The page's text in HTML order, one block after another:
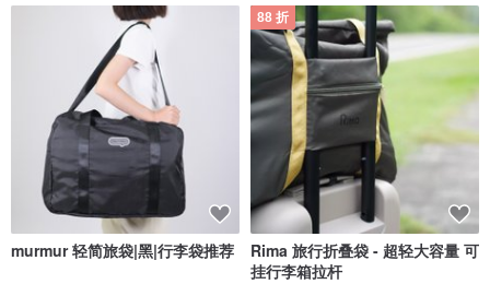
murmur 轻简旅袋|黑|行李袋推荐
88 折
Rima 旅行折叠袋 - 超轻大容量 可
挂行李箱拉杆